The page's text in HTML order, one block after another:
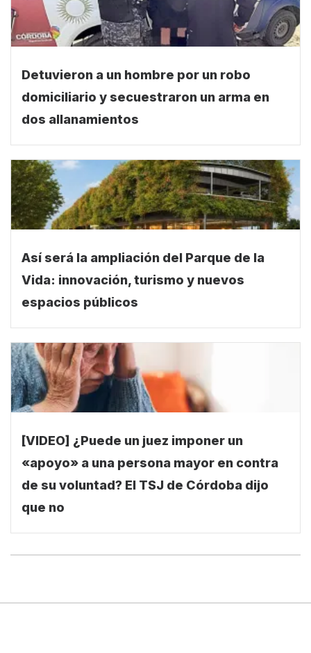
Detuvieron a un hombre por un robo
domiciliario y secuestraron un arma en
dos allanamientos
Así será la ampliación del Parque de la
Vida: innovación, turismo y nuevos
espacios públicos
[VIDEO] ¿Puede un juez imponer un
«apoyo» a una persona mayor en contra
de su voluntad? El TSJ de Córdoba dijo
que no